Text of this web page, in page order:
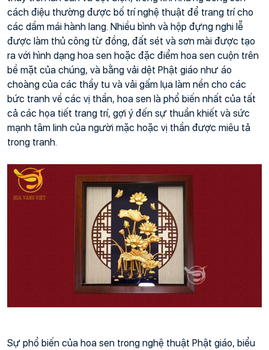
cách điệu thường được bố trí nghệ thuật để trang trí cho
các dầm mái hành lang. Nhiều bình và hộp đựng nghi lễ
được làm thủ công từ đồng, đất sét và sơn mài được tạo
ra với hình dạng hoa sen hoặc đặc điểm hoa sen cuộn trên
bề mặt của chúng, và bằng vải dệt Phật giáo như áo
choàng của các thầy tu và vải gấm lụa làm nền cho các
bức tranh về các vị thần, hoa sen là phổ biến nhất của tất
cả các họa tiết trang trí, gợi ý đến sự thuần khiết và sức
mạnh tâm linh của người mặc hoặc vị thần được miêu tả
trong tranh.
Sự phổ biến của hoa sen trong nghệ thuật Phật giáo, biểu